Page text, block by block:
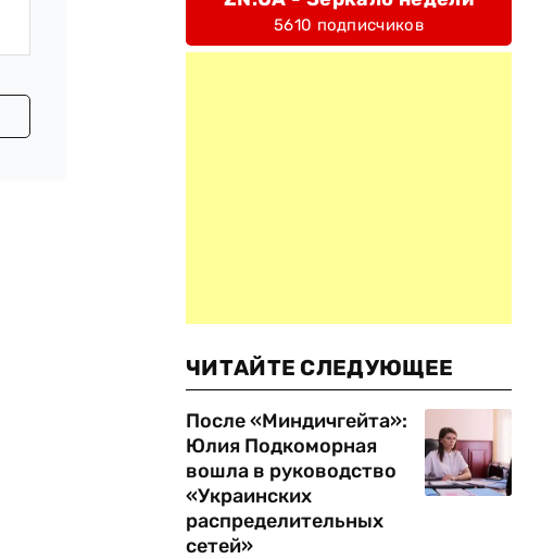
5610 подписчиков
ЧИТАЙТЕ СЛЕДУЮЩЕЕ
После «Миндичгейта»:
Юлия Подкоморная
вошла в руководство
«Украинских
распределительных
сетей»